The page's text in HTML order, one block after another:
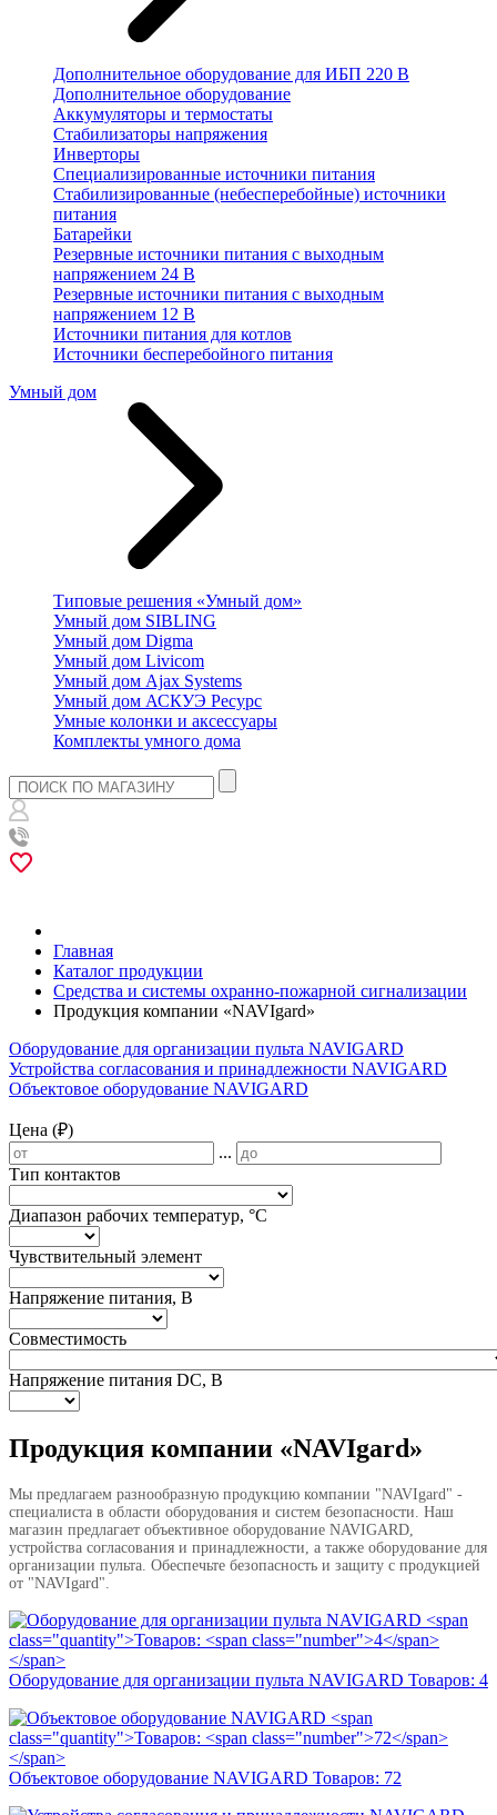
Дополнительное оборудование для ИБП 220 В
Дополнительное оборудование
Аккумуляторы и термостаты
Стабилизаторы напряжения
Инверторы
Специализированные источники питания
Стабилизированные (небесперебойные) источники
питания
Батарейки
Резервные источники питания с выходным
напряжением 24 В
Резервные источники питания с выходным
напряжением 12 В
Источники питания для котлов
Источники бесперебойного питания
Умный дом
Типовые решения «Умный дом»
Умный дом SIBLING
Умный дом Digma
Умный дом Livicom
Умный дом Ajax Systems
Умный дом АСКУЭ Ресурс
Умные колонки и аксессуары
Комплекты умного дома
Главная
Каталог продукции
Средства и системы охранно-пожарной сигнализации
Продукция компании «NAVIgard»
Оборудование для организации пульта NAVIGARD
Устройства согласования и принадлежности NAVIGARD
Объектовое оборудование NAVIGARD
Цена (₽)
...
Тип контактов
Диапазон рабочих температур, °С
Чувствительный элемент
Напряжение питания, В
Совместимость
Напряжение питания DC, В
Продукция компании «NAVIgard»
Мы предлагаем разнообразную продукцию компании "NAVIgard" -
специалиста в области оборудования и систем безопасности. Наш
магазин предлагает объективное оборудование NAVIGARD,
устройства согласования и принадлежности, а также оборудование для
организации пульта. Обеспечьте безопасность и защиту с продукцией
от "NAVIgard".
Оборудование для организации пульта NAVIGARD Товаров: 4
Объектовое оборудование NAVIGARD Товаров: 72